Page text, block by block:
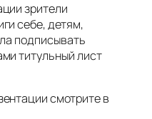
зрители
себе, детям,
подписывать
титульный лист
смотрите в